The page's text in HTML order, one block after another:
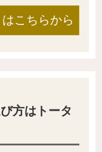
こちらから
方はトータ